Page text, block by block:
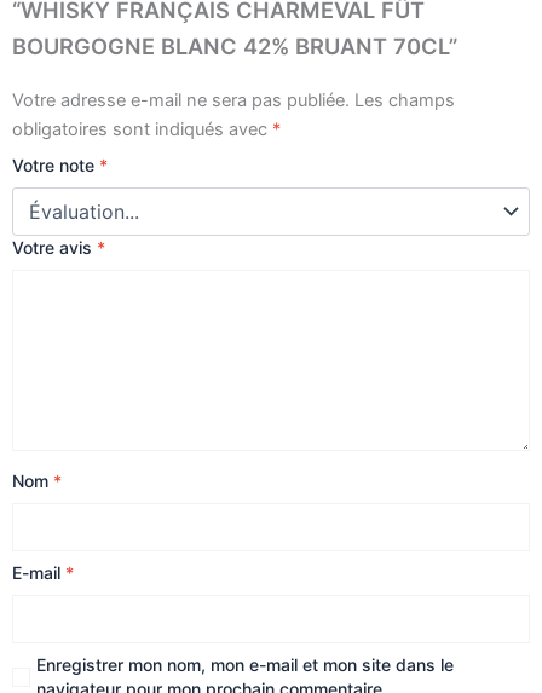
“WHISKY FRANÇAIS CHARMEVAL FÛT
BOURGOGNE BLANC 42% BRUANT 70CL”
Votre adresse e-mail ne sera pas publiée. Les champs
obligatoires sont indiqués avec *
Votre note *
Votre avis *
Nom *
E-mail *
Enregistrer mon nom, mon e-mail et mon site dans le